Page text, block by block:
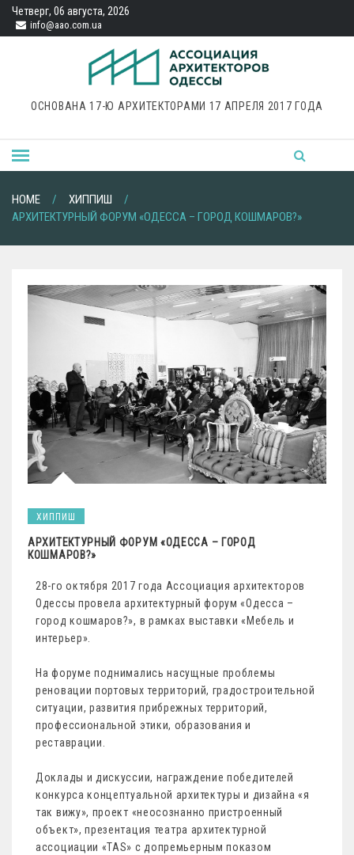
Четверг, 06 августа, 2026
info@aao.com.ua
ОСНОВАНА 17-Ю АРХИТЕКТОРАМИ 17 АПРЕЛЯ 2017 ГОДА
HOME
ХИППИШ
АРХИТЕКТУРНЫЙ ФОРУМ «ОДЕССА – ГОРОД КОШМАРОВ?»
ХИППИШ
АРХИТЕКТУРНЫЙ ФОРУМ «ОДЕССА – ГОРОД
КОШМАРОВ?»
28-го октября 2017 года Ассоциация архитекторов
Одессы провела архитектурный форум «Одесса –
город кошмаров?», в рамках выставки «Мебель и
интерьер».
На форуме поднимались насущные проблемы
реновации портовых территорий, градостроительной
ситуации, развития прибрежных территорий,
профессиональной этики, образования и
реставрации.
Доклады и дискуссии, награждение победителей
конкурса концептуальной архитектуры и дизайна «я
так вижу», проект «неосознанно пристроенный
объект», презентация театра архитектурной
ассоциации «TAS» с допремьерным показом